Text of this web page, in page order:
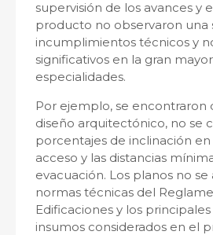
supervisión de los avances y
producto no observaron una
incumplimientos técnicos y
significativos en la gran
especialidades.
Por ejemplo, se encontraron
diseño arquitectónico, no se
porcentajes de inclinación en
acceso y las distancias
evacuación. Los planos no se
normas técnicas del
Edificaciones y los
insumos considerados en el